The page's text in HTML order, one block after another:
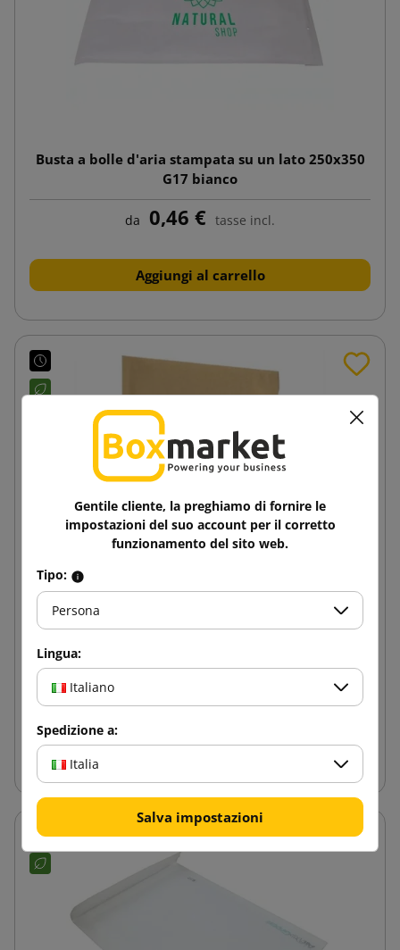
Busta a bolle d'aria stampata su un lato 250x350
G17 bianco
da 0,46 € tasse incl.
Aggiungi al carrello
Busta imbottita marrone AirPro Green G17
Esaurito
Gentile cliente, la preghiamo di fornire le
impostazioni del suo account per il corretto
funzionamento del sito web.
Tipo:
Persona
Lingua:
Italiano
Spedizione a:
Italia
Salva impostazioni